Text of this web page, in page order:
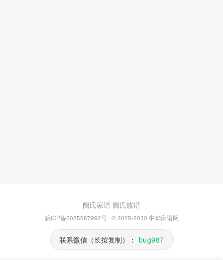
阙氏家谱 阙氏族谱
皖ICP备2025087992号· © 2025-2030 中华家谱网
联系微信（长按复制）： bug987